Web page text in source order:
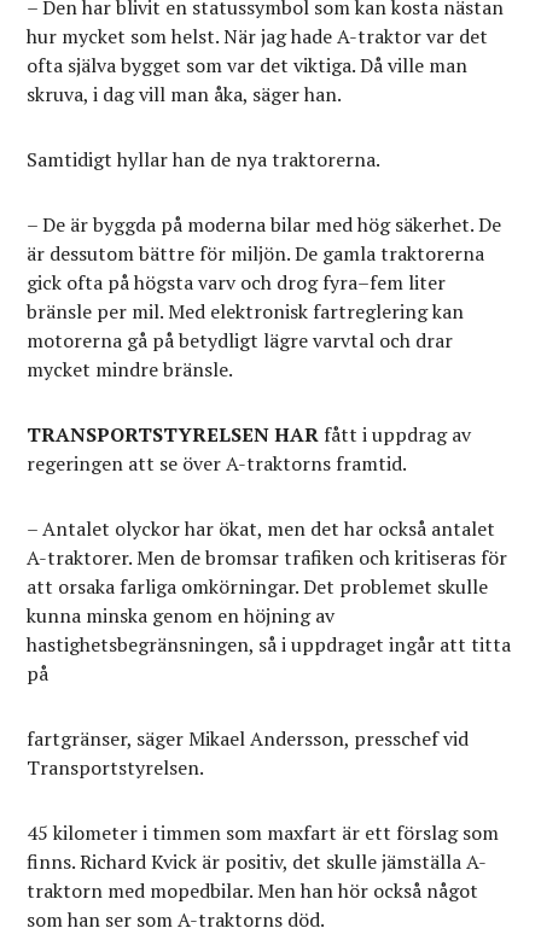
– Den har blivit en statussymbol som kan kosta nästan
hur mycket som helst. När jag hade A-traktor var det
ofta själva bygget som var det viktiga. Då ville man
skruva, i dag vill man åka, säger han.
Samtidigt hyllar han de nya traktorerna.
– De är byggda på moderna bilar med hög säkerhet. De
är dessutom bättre för miljön. De gamla traktorerna
gick ofta på högsta varv och drog fyra–fem liter
bränsle per mil. Med elektronisk fartreglering kan
motorerna gå på betydligt lägre varvtal och drar
mycket mindre bränsle.
TRANSPORTSTYRELSEN HAR fått i uppdrag av
regeringen att se över A-traktorns framtid.
– Antalet olyckor har ökat, men det har också antalet
A-traktorer. Men de bromsar trafiken och kritiseras för
att orsaka farliga omkörningar. Det problemet skulle
kunna minska genom en höjning av
hastighetsbegränsningen, så i uppdraget ingår att titta
på
fartgränser, säger Mikael Andersson, presschef vid
Transportstyrelsen.
45 kilometer i timmen som maxfart är ett förslag som
finns. Richard Kvick är positiv, det skulle jämställa A-
traktorn med mopedbilar. Men han hör också något
som han ser som A-traktorns död.